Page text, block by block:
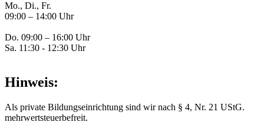
Mo., Di., Fr.
09:00 – 14:00 Uhr
Do. 09:00 – 16:00 Uhr
Sa. 11:30 - 12:30 Uhr
Hinweis:
Als private Bildungseinrichtung sind wir nach § 4, Nr. 21 UStG.
mehrwertsteuerbefreit.